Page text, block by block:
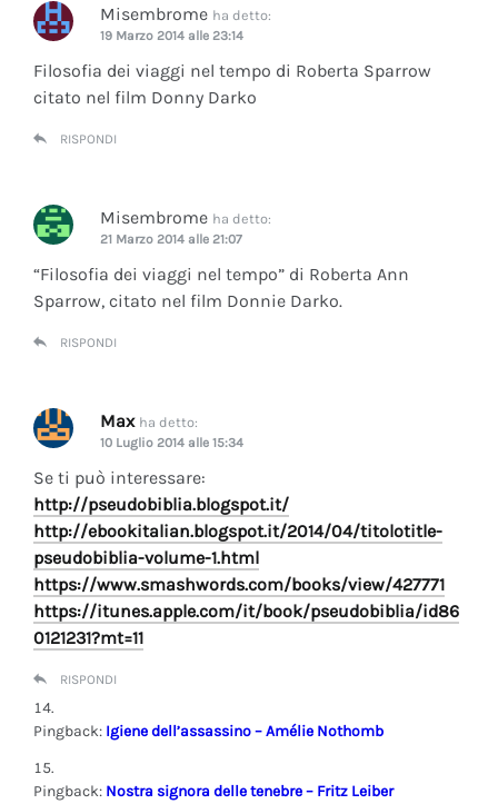
Misembrome ha detto:
19 Marzo 2014 alle 23:14
Filosofia dei viaggi nel tempo di Roberta Sparrow
citato nel film Donny Darko
RISPONDI
Misembrome ha detto:
21 Marzo 2014 alle 21:07
“Filosofia dei viaggi nel tempo” di Roberta Ann
Sparrow, citato nel film Donnie Darko.
RISPONDI
Max ha detto:
10 Luglio 2014 alle 15:34
Se ti può interessare:
http://pseudobiblia.blogspot.it/
http://ebookitalian.blogspot.it/2014/04/titolotitle-
pseudobiblia-volume-1.html
https://www.smashwords.com/books/view/427771
https://itunes.apple.com/it/book/pseudobiblia/id86
0121231?mt=11
RISPONDI
Pingback: Igiene dell’assassino – Amélie Nothomb
Pingback: Nostra signora delle tenebre – Fritz Leiber